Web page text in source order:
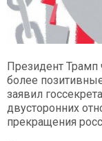
Президент
более
заявил
двусторонних
прекращения